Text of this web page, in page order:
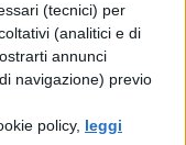
(tecnici) per
(analitici e di
annunci
navigazione) previo
policy, leggi
dei soldati
breve tempo
attraverso il
su